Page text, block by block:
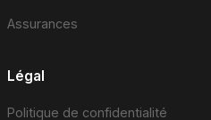
Assurances
Légal
Politique de confidentialité